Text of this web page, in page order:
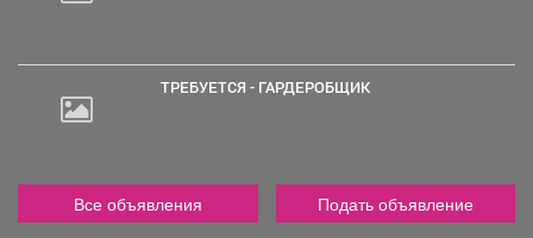
ТРЕБУЕТСЯ - ГАРДЕРОБЩИК
Все объявления Подать объявление